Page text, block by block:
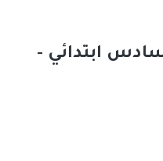
ابتدائي -